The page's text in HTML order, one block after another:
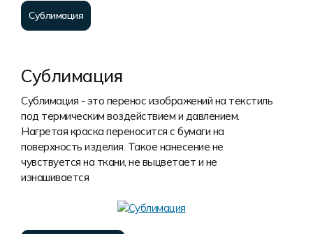
Сублимация
Сублимация
Сублимация - это перенос изображений на текстиль
под термическим воздействием и давлением.
Нагретая краска переносится с бумаги на
поверхность изделия. Такое нанесение не
чувствуется на ткани, не выцветает и не
изнашивается